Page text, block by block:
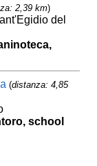
2,39 km)
del
(distanza: 4,85
school